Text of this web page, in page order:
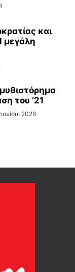
και
μεγάλη
του ’21
2026